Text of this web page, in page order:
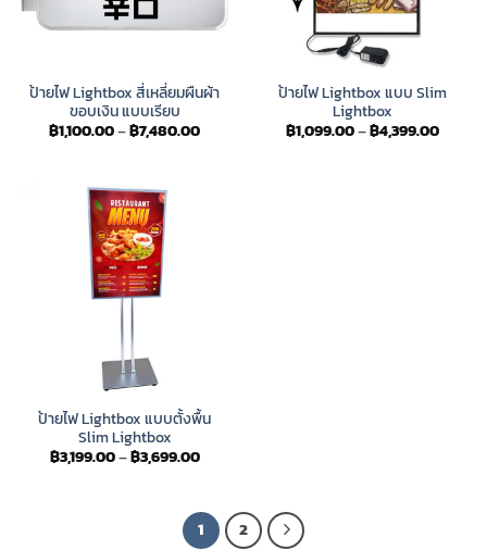
ป้ายไฟ Lightbox สี่เหลี่ยมผืนผ้า
ขอบเงิน แบบเรียบ
฿1,100.00–฿7,480.00Price
ป้ายไฟ Lightbox แบบ Slim
Lightbox
฿1,099.00–฿4,399.00Price
ป้ายไฟ Lightbox แบบตั้งพื้น
Slim Lightbox
฿3,199.00–฿3,699.00Price
฿3,699.00
1 2